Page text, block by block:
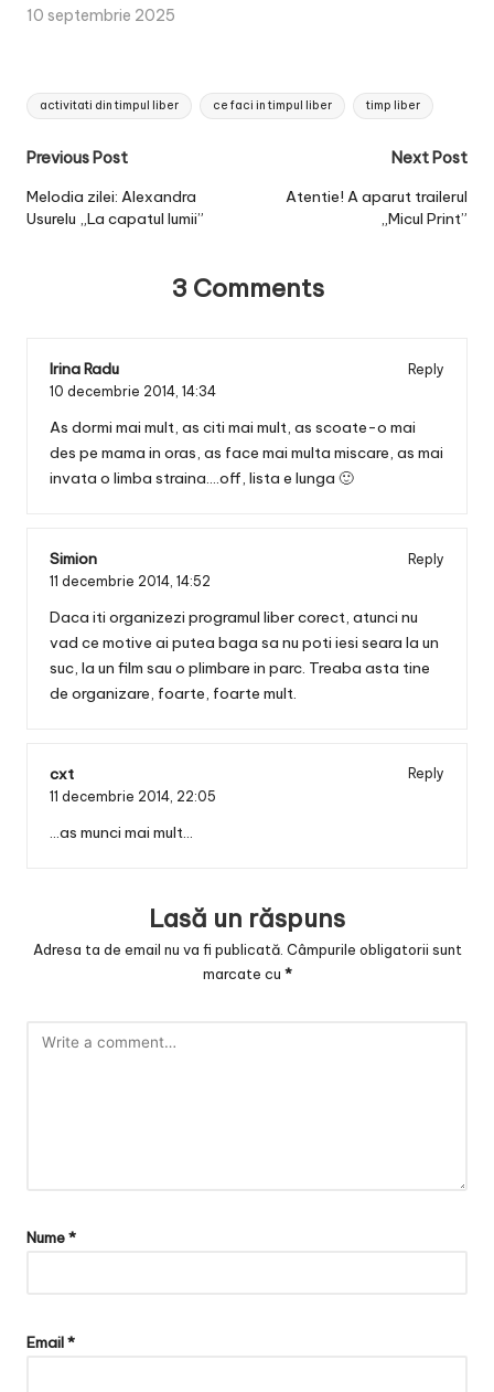
10 septembrie 2025
Tags:
activitati din timpul liber ce faci in timpul liber timp liber
Post
navigation
Previous Post
Melodia zilei: Alexandra
Usurelu „La capatul lumii”
Next Post
Atentie! A aparut trailerul
„Micul Print”
3 Comments
Irina Radu
Reply
10 decembrie 2014, 14:34
As dormi mai mult, as citi mai mult, as scoate-o mai
des pe mama in oras, as face mai multa miscare, as mai
invata o limba straina….off, lista e lunga 🙂
Simion
Reply
11 decembrie 2014, 14:52
Daca iti organizezi programul liber corect, atunci nu
vad ce motive ai putea baga sa nu poti iesi seara la un
suc, la un film sau o plimbare in parc. Treaba asta tine
de organizare, foarte, foarte mult.
cxt
Reply
11 decembrie 2014, 22:05
…as munci mai mult…
Lasă un răspuns
Adresa ta de email nu va fi publicată. Câmpurile obligatorii sunt
marcate cu *
Nume*
Email*